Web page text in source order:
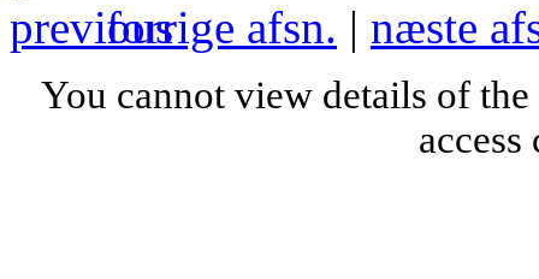
forrige afsn. | næste
You cannot view details of